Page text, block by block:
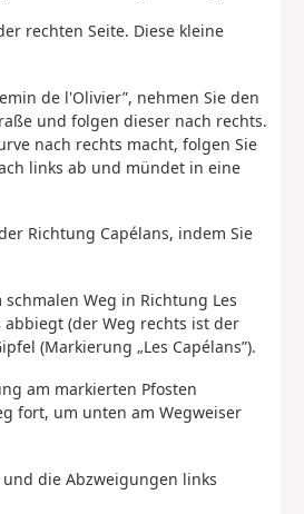
rechten Seite. Diese kleine
de l'Olivier”, nehmen Sie den
und folgen dieser nach rechts.
nach rechts macht, folgen Sie
links ab und mündet in eine
Richtung Capélans, indem Sie
Weg in Richtung Les
(der Weg rechts ist der
(Markierung „Les Capélans”).
am markierten Pfosten
fort, um unten am Wegweiser
die Abzweigungen links